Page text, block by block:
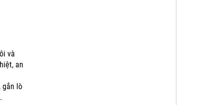
và
an
gắn lò